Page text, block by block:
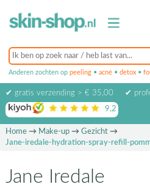
Anderen zochten op peeling • acné • detox •
✔ gratis verzending > € 35,00 ✔
9,2 op basis
Home→ Make-up→ Gezicht→
Jane-iredale-hydration-spray-refill-
Jane Iredale